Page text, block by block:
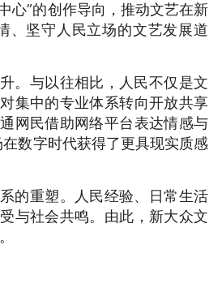
心”的创作导向，推动文艺在新
、坚守人民立场的文艺发展道
。与以往相比，人民不仅是文
集中的专业体系转向开放共享
网民借助网络平台表达情感与
数字时代获得了更具现实质感
的重塑。人民经验、日常生活
与社会共鸣。由此，新大众文